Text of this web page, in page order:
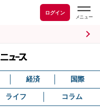
ログイン
経済 国際
ライフ コラム